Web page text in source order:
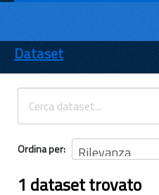
ENTI
TEMI
INFORMAZIONI
Dataset
Ordina per
1 dataset trovato